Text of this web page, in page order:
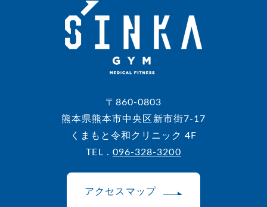
〒860-0803
熊本県熊本市中央区新市街7-17
くまもと令和クリニック 4F
TEL . 096-328-3200
アクセスマップ